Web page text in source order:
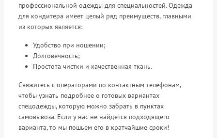
профессиональной одежды для специальностей. Одежда
для кондитера имеет целый ряд преимуществ, главными
из которых является:
Удобство при ношении;
Долговечность;
Простота чистки и качественная ткань.
Свяжитесь с операторами по контактным телефонам,
чтобы узнать подробнее о готовых вариантах
спецодежды, которую можно забрать в пунктах
самовывоза. Если у нас не найдется подходящего
варианта, то мы пошьем его в кратчайшие сроки!